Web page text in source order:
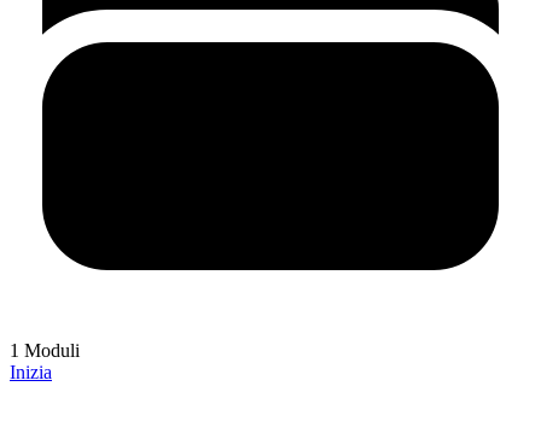
1 Moduli
Inizia